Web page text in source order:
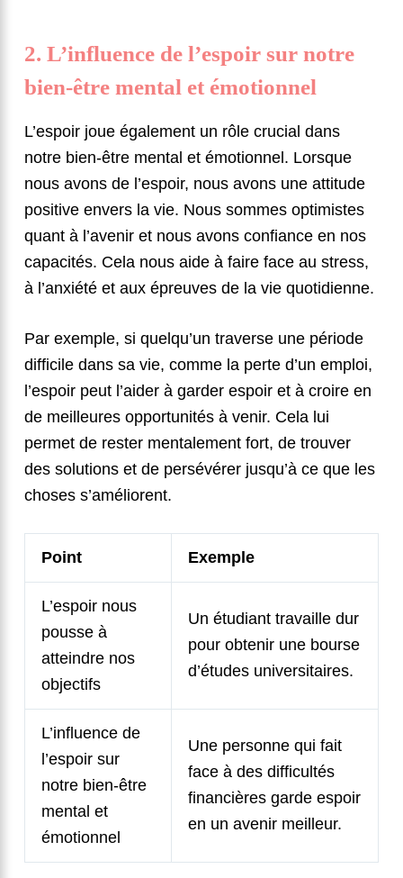
2. L’influence de l’espoir sur notre
bien-être mental et émotionnel
L’espoir joue également un rôle crucial dans
notre bien-être mental et émotionnel. Lorsque
nous avons de l’espoir, nous avons une attitude
positive envers la vie. Nous sommes optimistes
quant à l’avenir et nous avons confiance en nos
capacités. Cela nous aide à faire face au stress,
à l’anxiété et aux épreuves de la vie quotidienne.
Par exemple, si quelqu’un traverse une période
difficile dans sa vie, comme la perte d’un emploi,
l’espoir peut l’aider à garder espoir et à croire en
de meilleures opportunités à venir. Cela lui
permet de rester mentalement fort, de trouver
des solutions et de persévérer jusqu’à ce que les
choses s’améliorent.
Point Exemple
L’espoir nous
pousse à
atteindre nos
objectifs
Un étudiant travaille dur
pour obtenir une bourse
d’études universitaires.
L’influence de
l’espoir sur
notre bien-être
mental et
émotionnel
Une personne qui fait
face à des difficultés
financières garde espoir
en un avenir meilleur.